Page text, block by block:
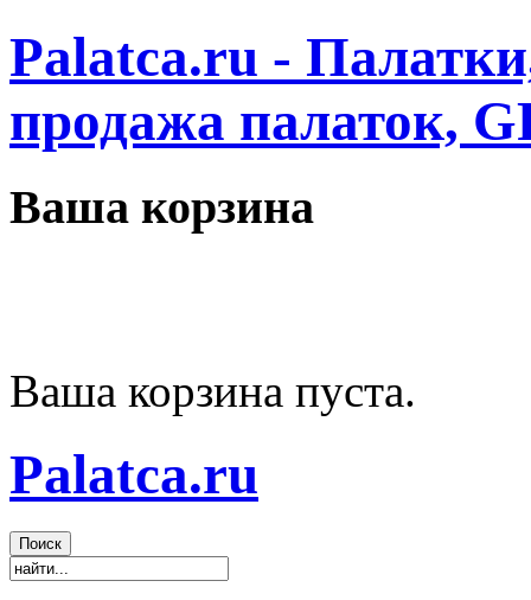
Palatca.ru -
продажа палаток,
Ваша корзина
Ваша корзина пуста.
Palatca.ru